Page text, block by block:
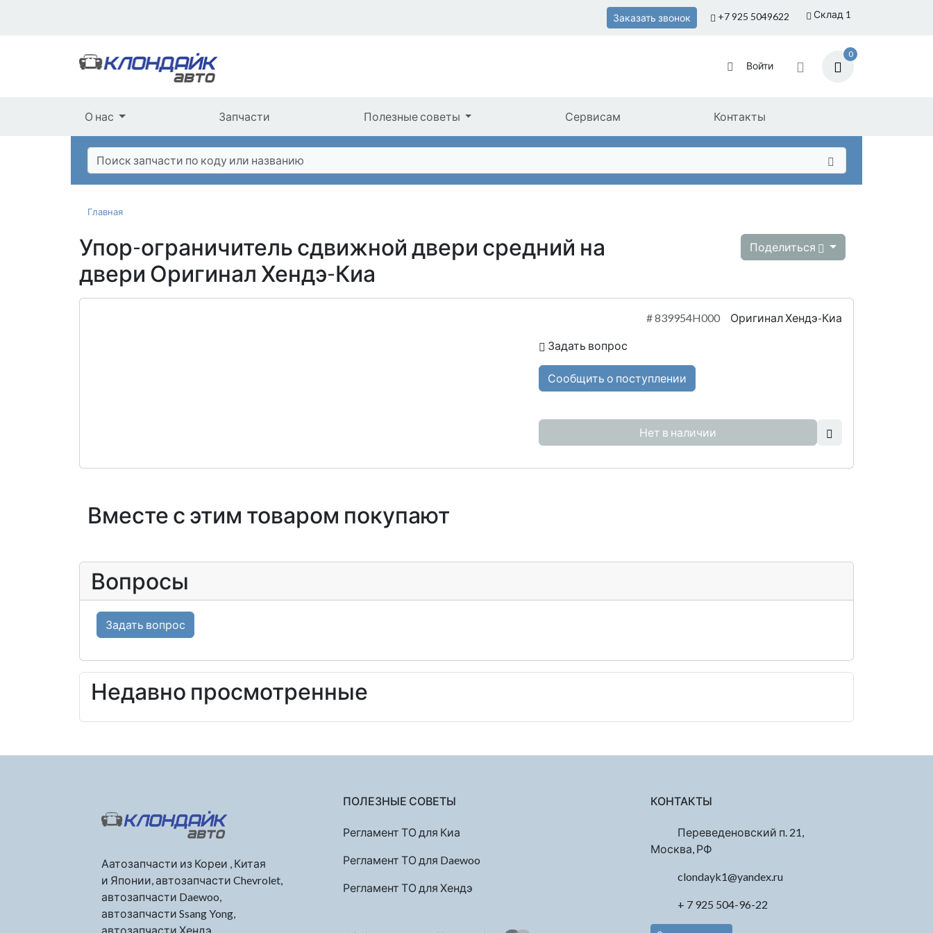
Склад 1
Заказать звонок +7 925 5049622
Войти
0
О нас Запчасти Полезные советы Сервисам Контакты
Главная
Упор-ограничитель сдвижной двери средний на
двери Оригинал Хендэ-Киа
Поделиться
#839954H000 Оригинал Хендэ-Киа
Задать вопрос
Сообщить о поступлении
Нет в наличии
Вместе с этим товаром покупают
Вопросы
Задать вопрос
Недавно просмотренные
Аатозапчасти из Кореи , Китая
и Японии, автозапчасти Chevrolet,
автозапчасти Daewoo,
автозапчасти Ssang Yong,
автозапчасти Хендэ
ПОЛЕЗНЫЕ СОВЕТЫ
Регламент ТО для Киа
Регламент ТО для Daewoo
Регламент ТО для Хендэ
КОНТАКТЫ
Переведеновский п. 21,
Москва, РФ
clondayk1@yandex.ru
+ 7 925 504-96-22